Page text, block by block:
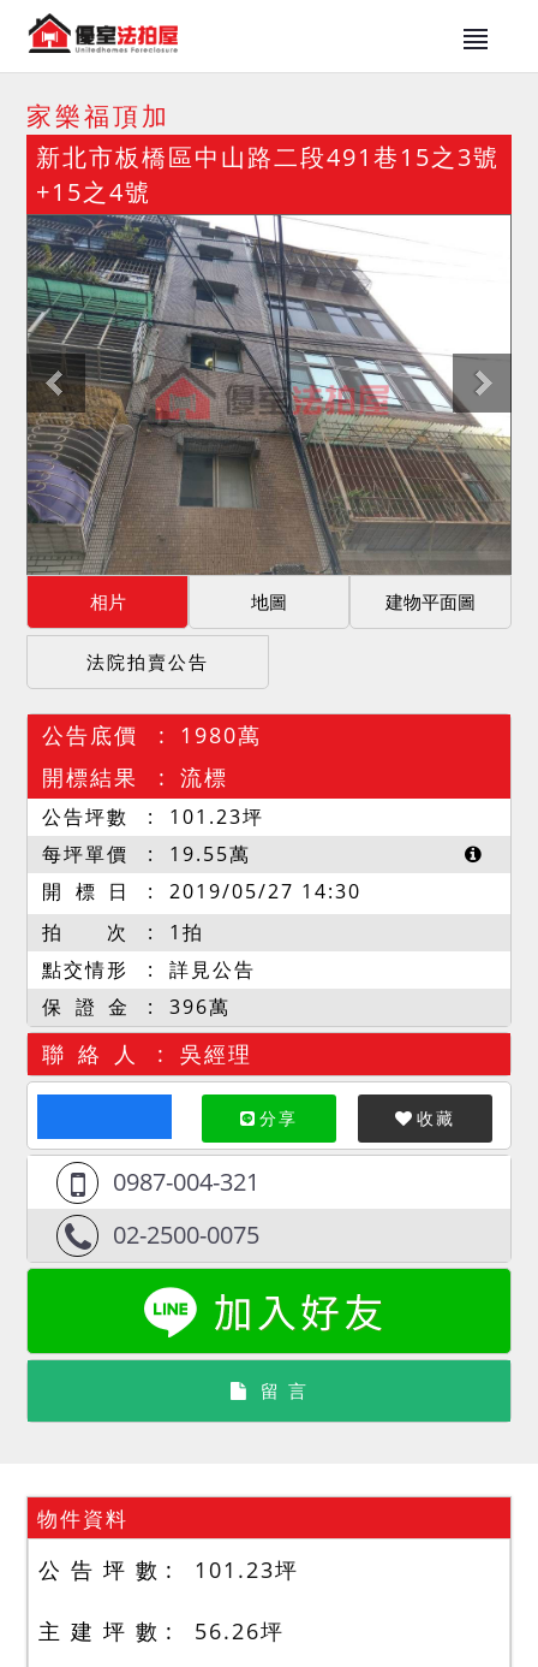
家樂福頂加
新北市板橋區中山路二段491巷15之3號
+15之4號
相片 地圖 建物平面圖
法院拍賣公告
公告底價
1980萬
開標結果
流標
公告坪數 101.23坪
每坪單價
19.55萬
開 標 日
2019/05/27 14:30
拍 次
1拍
點交情形
詳見公告
保 證 金
396萬
聯 絡 人 吳經理
分享 收藏
0987-004-321
02-2500-0075
留 言
物件資料
公 告 坪 數 101.23坪
主 建 坪 數 56.26坪